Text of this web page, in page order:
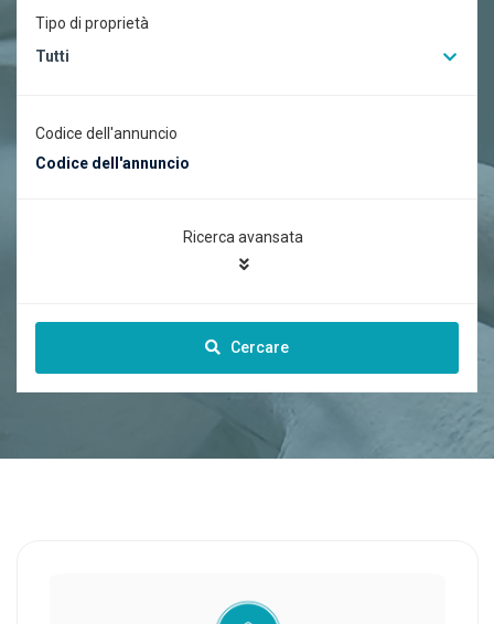
Tipo di proprietà
Tutti
Codice dell'annuncio
Ricerca avansata
Cercare